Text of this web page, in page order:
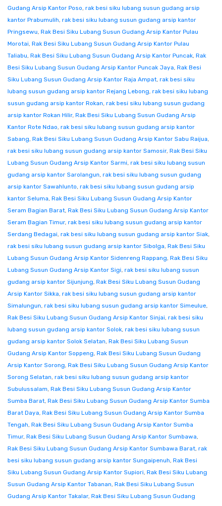
Gudang Arsip Kantor Poso, rak besi siku lubang susun gudang arsip
kantor Prabumulih, rak besi siku lubang susun gudang arsip kantor
Pringsewu, Rak Besi Siku Lubang Susun Gudang Arsip Kantor Pulau
Morotai, Rak Besi Siku Lubang Susun Gudang Arsip Kantor Pulau
Taliabu, Rak Besi Siku Lubang Susun Gudang Arsip Kantor Puncak, Rak
Besi Siku Lubang Susun Gudang Arsip Kantor Puncak Jaya, Rak Besi
Siku Lubang Susun Gudang Arsip Kantor Raja Ampat, rak besi siku
lubang susun gudang arsip kantor Rejang Lebong, rak besi siku lubang
susun gudang arsip kantor Rokan, rak besi siku lubang susun gudang
arsip kantor Rokan Hilir, Rak Besi Siku Lubang Susun Gudang Arsip
Kantor Rote Ndao, rak besi siku lubang susun gudang arsip kantor
Sabang, Rak Besi Siku Lubang Susun Gudang Arsip Kantor Sabu Raijua,
rak besi siku lubang susun gudang arsip kantor Samosir, Rak Besi Siku
Lubang Susun Gudang Arsip Kantor Sarmi, rak besi siku lubang susun
gudang arsip kantor Sarolangun, rak besi siku lubang susun gudang
arsip kantor Sawahlunto, rak besi siku lubang susun gudang arsip
kantor Seluma, Rak Besi Siku Lubang Susun Gudang Arsip Kantor
Seram Bagian Barat, Rak Besi Siku Lubang Susun Gudang Arsip Kantor
Seram Bagian Timur, rak besi siku lubang susun gudang arsip kantor
Serdang Bedagai, rak besi siku lubang susun gudang arsip kantor Siak,
rak besi siku lubang susun gudang arsip kantor Sibolga, Rak Besi Siku
Lubang Susun Gudang Arsip Kantor Sidenreng Rappang, Rak Besi Siku
Lubang Susun Gudang Arsip Kantor Sigi, rak besi siku lubang susun
gudang arsip kantor Sijunjung, Rak Besi Siku Lubang Susun Gudang
Arsip Kantor Sikka, rak besi siku lubang susun gudang arsip kantor
Simalungun, rak besi siku lubang susun gudang arsip kantor Simeulue,
Rak Besi Siku Lubang Susun Gudang Arsip Kantor Sinjai, rak besi siku
lubang susun gudang arsip kantor Solok, rak besi siku lubang susun
gudang arsip kantor Solok Selatan, Rak Besi Siku Lubang Susun
Gudang Arsip Kantor Soppeng, Rak Besi Siku Lubang Susun Gudang
Arsip Kantor Sorong, Rak Besi Siku Lubang Susun Gudang Arsip Kantor
Sorong Selatan, rak besi siku lubang susun gudang arsip kantor
Subulussalam, Rak Besi Siku Lubang Susun Gudang Arsip Kantor
Sumba Barat, Rak Besi Siku Lubang Susun Gudang Arsip Kantor Sumba
Barat Daya, Rak Besi Siku Lubang Susun Gudang Arsip Kantor Sumba
Tengah, Rak Besi Siku Lubang Susun Gudang Arsip Kantor Sumba
Timur, Rak Besi Siku Lubang Susun Gudang Arsip Kantor Sumbawa,
Rak Besi Siku Lubang Susun Gudang Arsip Kantor Sumbawa Barat, rak
besi siku lubang susun gudang arsip kantor Sungaipenuh, Rak Besi
Siku Lubang Susun Gudang Arsip Kantor Supiori, Rak Besi Siku Lubang
Susun Gudang Arsip Kantor Tabanan, Rak Besi Siku Lubang Susun
Gudang Arsip Kantor Takalar, Rak Besi Siku Lubang Susun Gudang